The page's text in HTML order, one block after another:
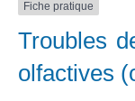
Fiche pratique
Troubles
olfactives